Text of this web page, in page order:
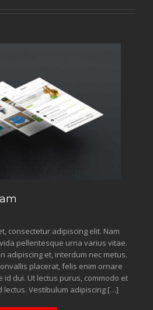
consectetur adipiscing elit. Nam
pellentesque urna varius vitae.
adipiscing et, interdum nec metus.
placerat, felis enim ornare
id dui. Ut lectus purus, commodo et
lectus. Vestibulum adipiscing […]